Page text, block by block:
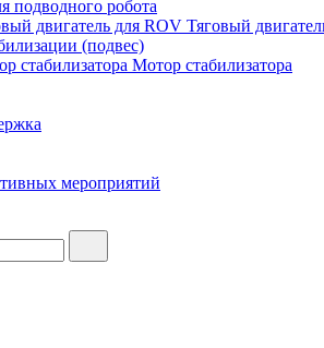
подводного робота
Тяговый
(подвес)
Мотор стабилизатора
мероприятий